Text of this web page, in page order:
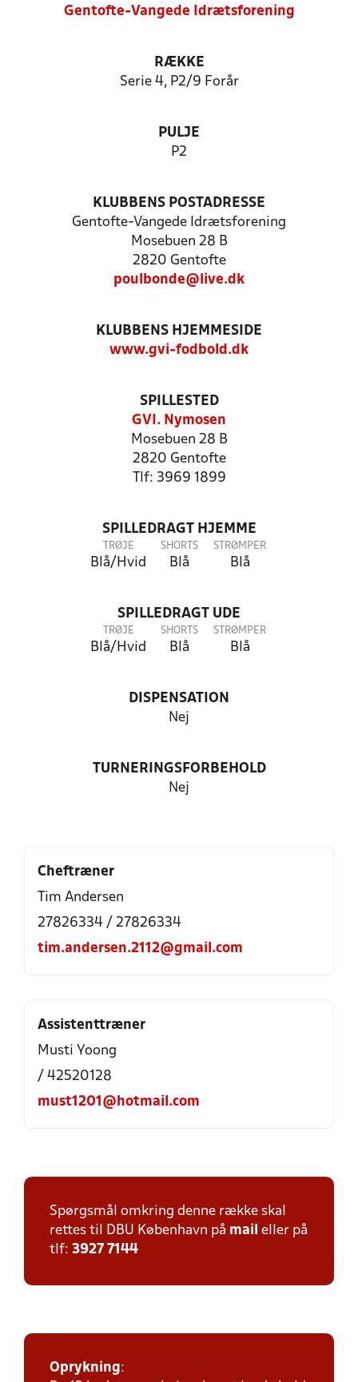
Gentofte-Vangede Idrætsforening
RÆKKE
Serie 4, P2/9 Forår
PULJE
P2
KLUBBENS POSTADRESSE
Gentofte-Vangede Idrætsforening
Mosebuen 28 B
2820 Gentofte
poulbonde@live.dk
KLUBBENS HJEMMESIDE
www.gvi-fodbold.dk
SPILLESTED
GVI. Nymosen
Mosebuen 28 B
2820 Gentofte
Tlf: 3969 1899
SPILLEDRAGT HJEMME
TRØJE
Blå/Hvid
SHORTS
Blå
STRØMPER
Blå
SPILLEDRAGT UDE
TRØJE
Blå/Hvid
SHORTS
Blå
STRØMPER
Blå
DISPENSATION
Nej
TURNERINGSFORBEHOLD
Nej
Cheftræner
Tim Andersen
27826334 / 27826334
tim.andersen.2112@gmail.com
Assistenttræner
Musti Yoong
/ 42520128
must1201@hotmail.com
Spørgsmål omkring denne række skal
rettes til DBU København på mail eller på
tlf: 3927 7144
Oprykning: